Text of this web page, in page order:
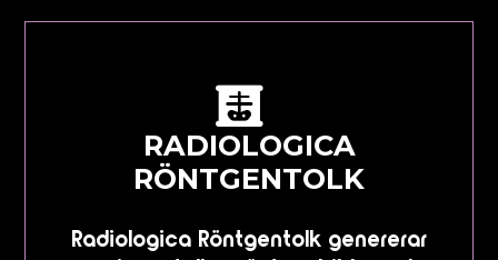
RADIOLOGICA
RÖNTGENTOLK
Radiologica Röntgentolk genererar